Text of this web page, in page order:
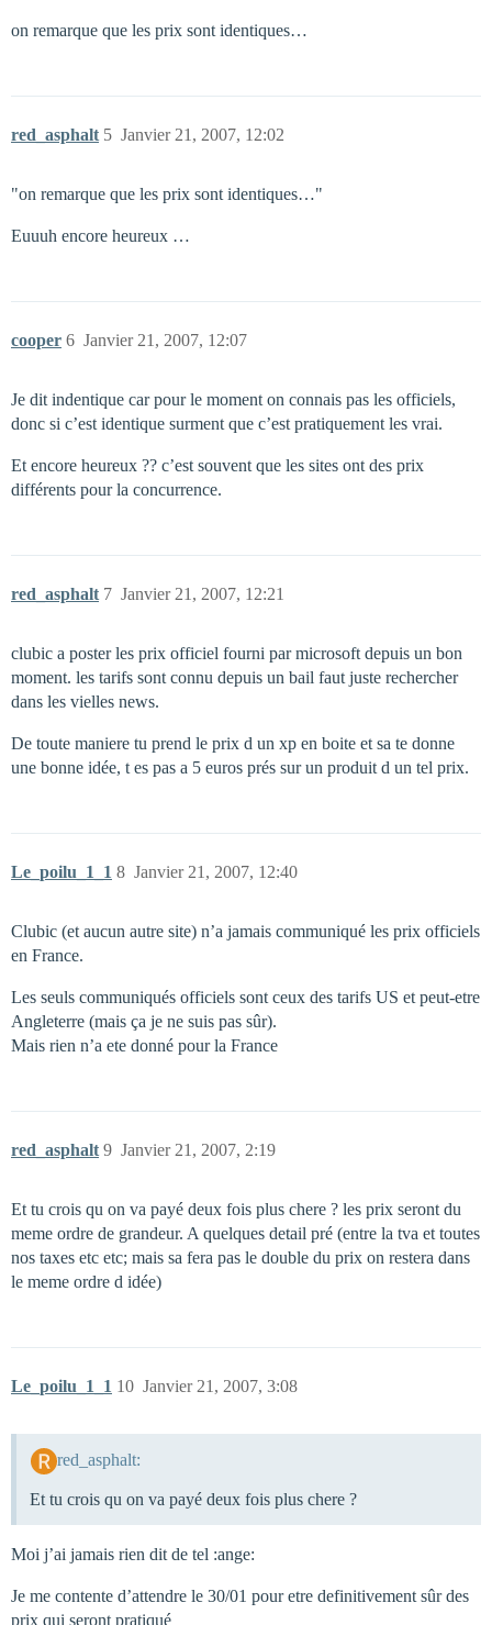
on remarque que les prix sont identiques…
red_asphalt Janvier 21, 2007, 12:02
5
"on remarque que les prix sont identiques…"
Euuuh encore heureux …
cooper Janvier 21, 2007, 12:07
6
Je dit indentique car pour le moment on connais pas les officiels,
donc si c’est identique surment que c’est pratiquement les vrai.
Et encore heureux ?? c’est souvent que les sites ont des prix
différents pour la concurrence.
red_asphalt Janvier 21, 2007, 12:21
7
clubic a poster les prix officiel fourni par microsoft depuis un bon
moment. les tarifs sont connu depuis un bail faut juste rechercher
dans les vielles news.
De toute maniere tu prend le prix d un xp en boite et sa te donne
une bonne idée, t es pas a 5 euros prés sur un produit d un tel prix.
Le_poilu_1_1 Janvier 21, 2007, 12:40
8
Clubic (et aucun autre site) n’a jamais communiqué les prix officiels
en France.
Les seuls communiqués officiels sont ceux des tarifs US et peut-etre
Angleterre (mais ça je ne suis pas sûr).
Mais rien n’a ete donné pour la France
red_asphalt Janvier 21, 2007, 2:19
9
Et tu crois qu on va payé deux fois plus chere ? les prix seront du
meme ordre de grandeur. A quelques detail pré (entre la tva et toutes
nos taxes etc etc; mais sa fera pas le double du prix on restera dans
le meme ordre d idée)
Le_poilu_1_1 Janvier 21, 2007, 3:08
10
red_asphalt:
Et tu crois qu on va payé deux fois plus chere ?
Moi j’ai jamais rien dit de tel :ange:
Je me contente d’attendre le 30/01 pour etre definitivement sûr des
prix qui seront pratiqué